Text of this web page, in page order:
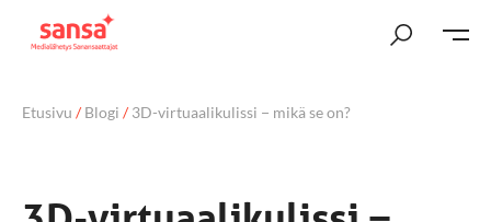
Etusivu /Blogi /3D-virtuaalikulissi − mikä se on?